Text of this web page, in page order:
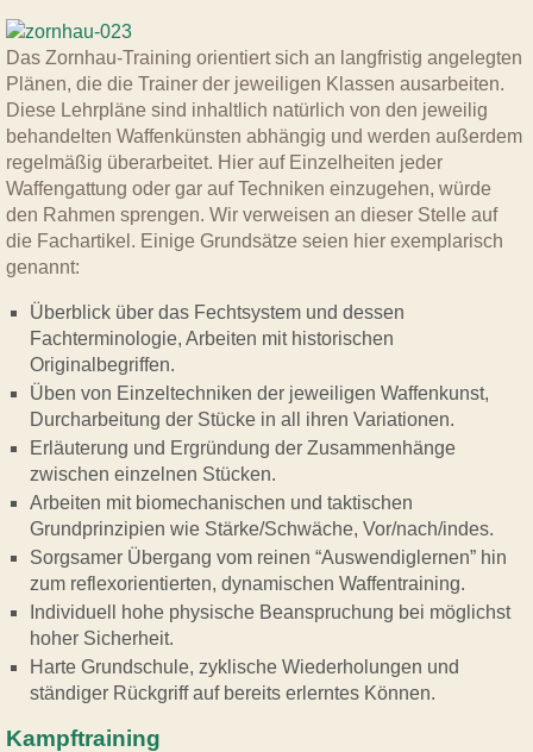
Das Zornhau-Training orientiert sich an langfristig angelegten
Plänen, die die Trainer der jeweiligen Klassen ausarbeiten.
Diese Lehrpläne sind inhaltlich natürlich von den jeweilig
behandelten Waffenkünsten abhängig und werden außerdem
regelmäßig überarbeitet. Hier auf Einzelheiten jeder
Waffengattung oder gar auf Techniken einzugehen, würde
den Rahmen sprengen. Wir verweisen an dieser Stelle auf
die Fachartikel. Einige Grundsätze seien hier exemplarisch
genannt:
Überblick über das Fechtsystem und dessen
Fachterminologie, Arbeiten mit historischen
Originalbegriffen.
Üben von Einzeltechniken der jeweiligen Waffenkunst,
Durcharbeitung der Stücke in all ihren Variationen.
Erläuterung und Ergründung der Zusammenhänge
zwischen einzelnen Stücken.
Arbeiten mit biomechanischen und taktischen
Grundprinzipien wie Stärke/Schwäche, Vor/nach/indes.
Sorgsamer Übergang vom reinen “Auswendiglernen” hin
zum reflexorientierten, dynamischen Waffentraining.
Individuell hohe physische Beanspruchung bei möglichst
hoher Sicherheit.
Harte Grundschule, zyklische Wiederholungen und
ständiger Rückgriff auf bereits erlerntes Können.
Kampftraining